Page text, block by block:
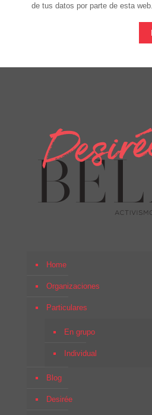
de tus datos por parte de esta web.
Home
Organizaciones
Particulares
En grupo
Individual
Blog
Desirée